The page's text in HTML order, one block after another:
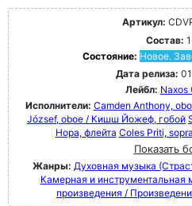
Артикул:
Состав:
Состояние: Новое.
Дата релиза:
Лейбл: Naxos
Исполнители: Camden Anthony,
József, oboe / Кишш Йожеф, гобой
Нора, флейта Coles Priti,
Показать
Жанры: Духовная музыка
Камерная и инструментальная
произведения /